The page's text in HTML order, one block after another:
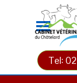
Sauter
Tel: